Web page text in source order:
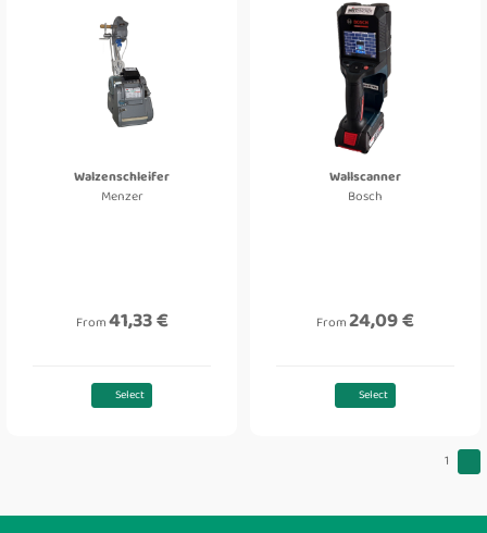
Walzenschleifer
Menzer
From41,33 €
Select
Wallscanner
Bosch
From24,09 €
Select
1